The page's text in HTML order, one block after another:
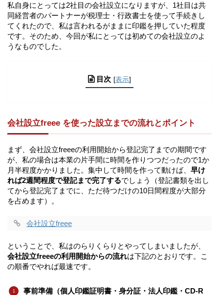
私自身にとっては2社目の会社設立になりますが、1社目は共
同経営者のパートナーが税理士・行政書士を使って手続きし
てくれたので、私は言われるがままに印鑑を押していた程度
です。そのため、今回が私にとっては初めての会社設立のよ
うなものでした。
目次 [表示]
会社設立freee を使った設立までの流れとポイント
まず、会社設立freeeの利用開始から登記完了までの期間です
が、私の場合は本業の片手間に時間を作りつつだったので1か
月半程度かかりました。集中して時間を作って動けば、 早け
れば2週間程度で登記まで完了するでしょう（登記書類を出し
てから登記完了までに、ただ待つだけの10日間程度が大部分
を占めます）。
会社設立freee
ということで、私はのらりくらりとやってしまいましたが、
会社設立freeeの利用開始からの流れは下記のとおりです。こ
の順番でやれば最速です。
事前準備（個人印鑑証明書・身分証・法人印鑑・CD-R